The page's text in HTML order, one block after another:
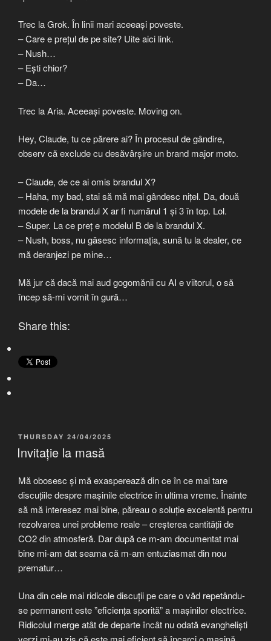
Trec la Grok. În linii mari aceeași poveste.
– Care e prețul de pe site? Uite aici link.
– Nush…
– Ești chior?
– Da…
Trec la Aria. Aceeași poveste. Moving on.
Hey, Claude, tu ce părere ai? În procesul de gândire,
observ că exclude cu desăvârșire un brand major moto.
– Claude, de ce ai omis brandul X?
– Haha, my bad, stai să mă mai gândesc nițel. Da, două
modele de la brandul X ar fi numărul 1 și 3 în top. Lol.
– Super. La ce preț e modelul B de la brandul X.
– Nush, boss, nu găsesc informația, sună tu la dealer, ce
mă deranjezi pe mine…
Mă jur că dacă mai aud gogomănii cu AI e viitorul, o să
încep să-mi vomit în gură…
Share this:
POSTED
ON
THURSDAY 24/04/2025
Invitație la masă
Mă obosesc și mă exasperează din ce în ce mai tare
discuțiile despre mașinile electrice în ultima vreme. Înainte
să mă interesez mai bine, păreau o soluție excelentă pentru
rezolvarea unei probleme reale – creșterea cantității de
CO2 din atmosferă. Dar după ce m-am documentat mai
bine mi-am dat seama că m-am entuziasmat din nou
prematur…
Una din cele mai ridicole discuții pe care o văd repetându-
se permanent este ”eficiența sporită” a mașinilor electrice.
Ridicolul merge atât de departe încât nu odată evangheliști